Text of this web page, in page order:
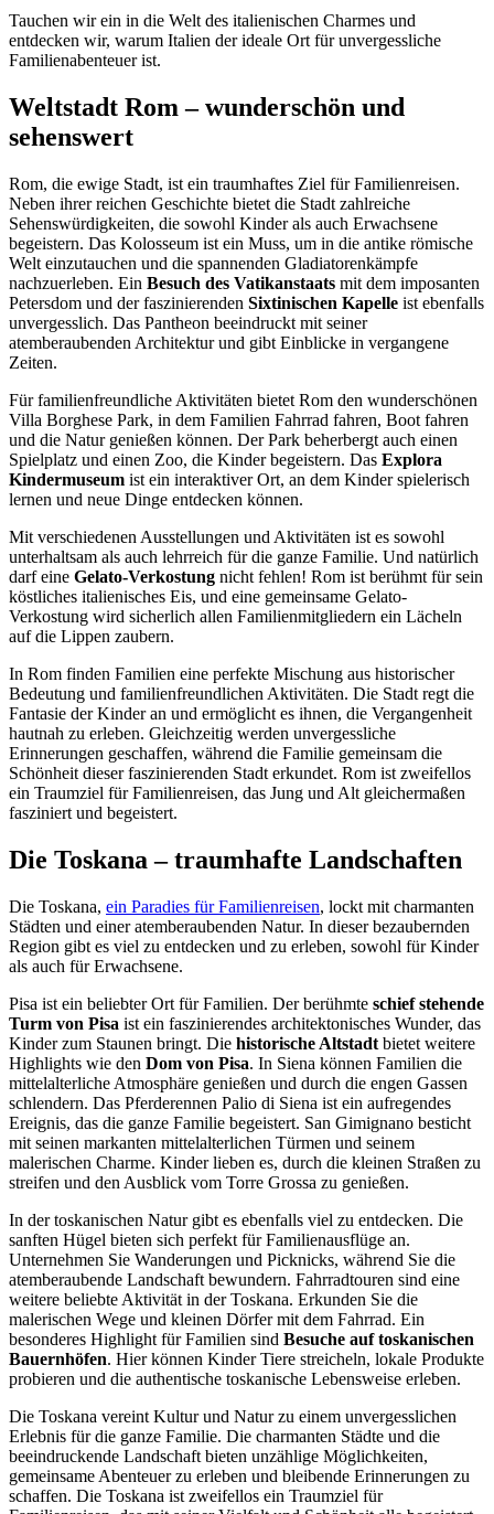
Tauchen wir ein in die Welt des italienischen Charmes und
entdecken wir, warum Italien der ideale Ort für unvergessliche
Familienabenteuer ist.
Weltstadt Rom – wunderschön und
sehenswert
Rom, die ewige Stadt, ist ein traumhaftes Ziel für Familienreisen.
Neben ihrer reichen Geschichte bietet die Stadt zahlreiche
Sehenswürdigkeiten, die sowohl Kinder als auch Erwachsene
begeistern. Das Kolosseum ist ein Muss, um in die antike römische
Welt einzutauchen und die spannenden Gladiatorenkämpfe
nachzuerleben. Ein Besuch des Vatikanstaats mit dem imposanten
Petersdom und der faszinierenden Sixtinischen Kapelle ist ebenfalls
unvergesslich. Das Pantheon beeindruckt mit seiner
atemberaubenden Architektur und gibt Einblicke in vergangene
Zeiten.
Für familienfreundliche Aktivitäten bietet Rom den wunderschönen
Villa Borghese Park, in dem Familien Fahrrad fahren, Boot fahren
und die Natur genießen können. Der Park beherbergt auch einen
Spielplatz und einen Zoo, die Kinder begeistern. Das Explora
Kindermuseum ist ein interaktiver Ort, an dem Kinder spielerisch
lernen und neue Dinge entdecken können.
Mit verschiedenen Ausstellungen und Aktivitäten ist es sowohl
unterhaltsam als auch lehrreich für die ganze Familie. Und natürlich
darf eine Gelato-Verkostung nicht fehlen! Rom ist berühmt für sein
köstliches italienisches Eis, und eine gemeinsame Gelato-
Verkostung wird sicherlich allen Familienmitgliedern ein Lächeln
auf die Lippen zaubern.
In Rom finden Familien eine perfekte Mischung aus historischer
Bedeutung und familienfreundlichen Aktivitäten. Die Stadt regt die
Fantasie der Kinder an und ermöglicht es ihnen, die Vergangenheit
hautnah zu erleben. Gleichzeitig werden unvergessliche
Erinnerungen geschaffen, während die Familie gemeinsam die
Schönheit dieser faszinierenden Stadt erkundet. Rom ist zweifellos
ein Traumziel für Familienreisen, das Jung und Alt gleichermaßen
fasziniert und begeistert.
Die Toskana – traumhafte Landschaften
Die Toskana, ein Paradies für Familienreisen, lockt mit charmanten
Städten und einer atemberaubenden Natur. In dieser bezaubernden
Region gibt es viel zu entdecken und zu erleben, sowohl für Kinder
als auch für Erwachsene.
Pisa ist ein beliebter Ort für Familien. Der berühmte schief stehende
Turm von Pisa ist ein faszinierendes architektonisches Wunder, das
Kinder zum Staunen bringt. Die historische Altstadt bietet weitere
Highlights wie den Dom von Pisa. In Siena können Familien die
mittelalterliche Atmosphäre genießen und durch die engen Gassen
schlendern. Das Pferderennen Palio di Siena ist ein aufregendes
Ereignis, das die ganze Familie begeistert. San Gimignano besticht
mit seinen markanten mittelalterlichen Türmen und seinem
malerischen Charme. Kinder lieben es, durch die kleinen Straßen zu
streifen und den Ausblick vom Torre Grossa zu genießen.
In der toskanischen Natur gibt es ebenfalls viel zu entdecken. Die
sanften Hügel bieten sich perfekt für Familienausflüge an.
Unternehmen Sie Wanderungen und Picknicks, während Sie die
atemberaubende Landschaft bewundern. Fahrradtouren sind eine
weitere beliebte Aktivität in der Toskana. Erkunden Sie die
malerischen Wege und kleinen Dörfer mit dem Fahrrad. Ein
besonderes Highlight für Familien sind Besuche auf toskanischen
Bauernhöfen. Hier können Kinder Tiere streicheln, lokale Produkte
probieren und die authentische toskanische Lebensweise erleben.
Die Toskana vereint Kultur und Natur zu einem unvergesslichen
Erlebnis für die ganze Familie. Die charmanten Städte und die
beeindruckende Landschaft bieten unzählige Möglichkeiten,
gemeinsame Abenteuer zu erleben und bleibende Erinnerungen zu
schaffen. Die Toskana ist zweifellos ein Traumziel für